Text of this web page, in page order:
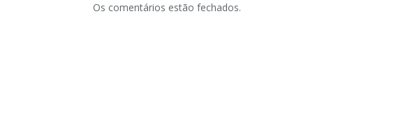
Os comentários estão fechados.